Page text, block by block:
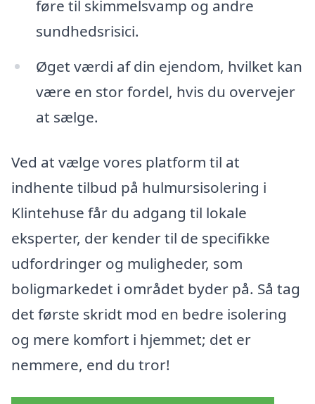
føre til skimmelsvamp og andre
sundhedsrisici.
Øget værdi af din ejendom, hvilket kan
være en stor fordel, hvis du overvejer
at sælge.
Ved at vælge vores platform til at
indhente tilbud på hulmursisolering i
Klintehuse får du adgang til lokale
eksperter, der kender til de specifikke
udfordringer og muligheder, som
boligmarkedet i området byder på. Så tag
det første skridt mod en bedre isolering
og mere komfort i hjemmet; det er
nemmere, end du tror!